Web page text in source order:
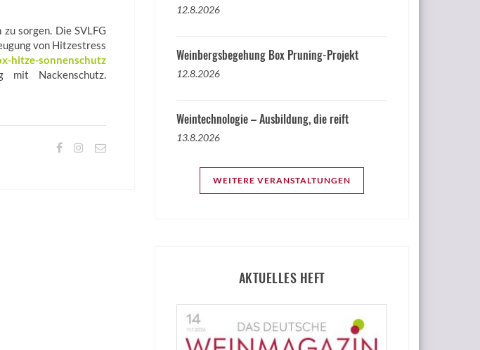
sorgen. Die SVLFG
von Hitzestress
hitze-sonnenschutz
mit Nackenschutz.
12.8.2026
Weinbergsbegehung Box Pruning-Projekt
12.8.2026
Weintechnologie – Ausbildung, die reift
13.8.2026
WEITERE VERANSTALTUNGEN
AKTUELLES HEFT